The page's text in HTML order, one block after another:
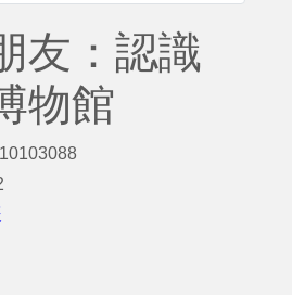
友：認識
物館